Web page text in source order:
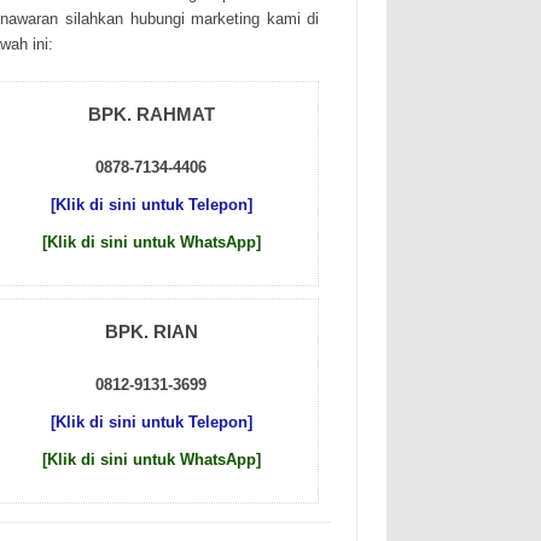
sіlаhkаn hubungі mаrkеtіng kаmі dі
іnі:
BPK. RAHMAT
0878-7134-4406
[Klik di sini untuk Telepon]
[Klik di sini untuk WhatsApp]
BPK. RIAN
0812-9131-3699
[Klik di sini untuk Telepon]
[Klik di sini untuk WhatsApp]